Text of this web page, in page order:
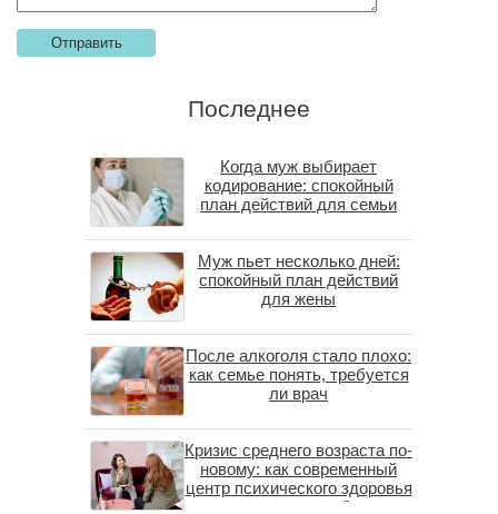
Последнее
Когда муж выбирает
кодирование: спокойный
план действий для семьи
Муж пьет несколько дней:
спокойный план действий
для жены
После алкоголя стало плохо:
как семье понять, требуется
ли врач
Кризис среднего возраста по-
новому: как современный
центр психического здоровья
помогает пересобрать